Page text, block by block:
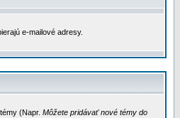
e-mailové adresy.
(Napr. Môžete pridávať nové témy do